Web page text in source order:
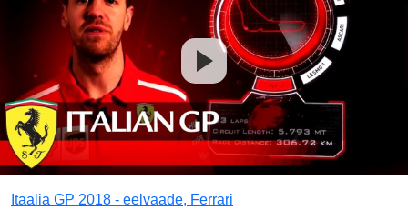
Itaalia GP 2018 - eelvaade, Ferrari